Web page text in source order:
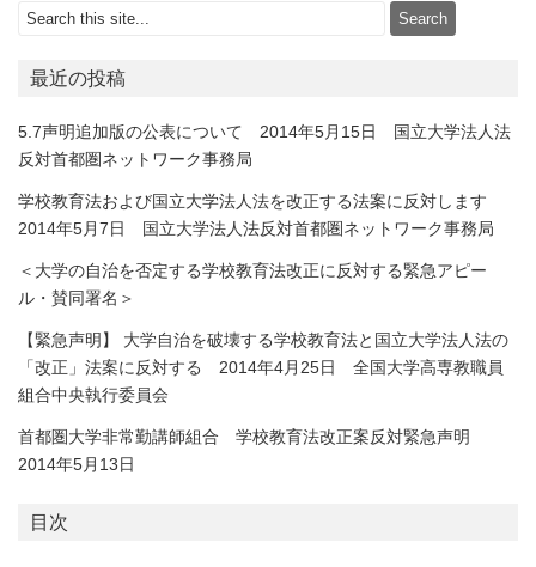
最近の投稿
5.7声明追加版の公表について 2014年5月15日 国立大学法人法
反対首都圏ネットワーク事務局
学校教育法および国立大学法人法を改正する法案に反対します
2014年5月7日 国立大学法人法反対首都圏ネットワーク事務局
＜大学の自治を否定する学校教育法改正に反対する緊急アピー
ル・賛同署名＞
【緊急声明】 大学自治を破壊する学校教育法と国立大学法人法の
「改正」法案に反対する 2014年4月25日 全国大学高専教職員
組合中央執行委員会
首都圏大学非常勤講師組合 学校教育法改正案反対緊急声明
2014年5月13日
目次